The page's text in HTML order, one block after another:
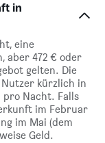
in
eine
aber 472 € oder
gelten. Die
kürzlich in
pro Nacht. Falls
im Februar
im Mai (dem
Geld.